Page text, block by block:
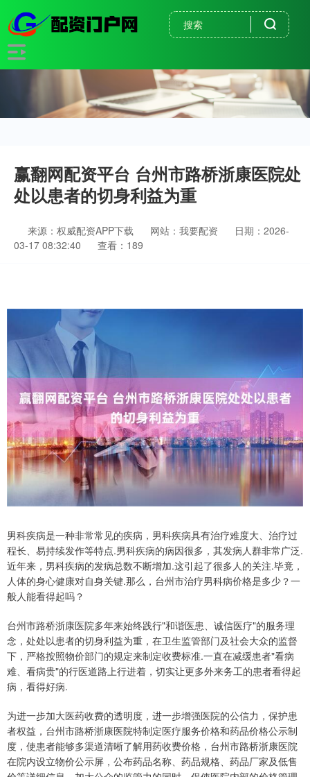
赢翻网配资平台 台州市路桥浙康医院处
处以患者的切身利益为重
来源：权威配资APP下载 网站：我要配资
日期：2026-
03-17 08:32:40
查看：189
男科疾病是一种非常常见的疾病，男科疾病具有治疗难度大、治疗过
程长、易持续发作等特点.男科疾病的病因很多，其发病人群非常广泛.
近年来，男科疾病的发病总数不断增加.这引起了很多人的关注.毕竟，
人体的身心健康对自身关键.那么，台州市治疗男科病价格是多少？一
般人能看得起吗？
台州市路桥浙康医院多年来始终践行"和谐医患、诚信医疗"的服务理
念，处处以患者的切身利益为重，在卫生监管部门及社会大众的监督
下，严格按照物价部门的规定来制定收费标准.一直在减缓患者"看病
难、看病贵"的行医道路上行进着，切实让更多外来务工的患者看得起
病，看得好病.
为进一步加大医药收费的透明度，进一步增强医院的公信力，保护患
者权益，台州市路桥浙康医院特制定医疗服务价格和药品价格公示制
度，使患者能够多渠道清晰了解用药收费价格，台州市路桥浙康医院
在院内设立物价公示屏，公布药品名称、药品规格、药品厂家及低售